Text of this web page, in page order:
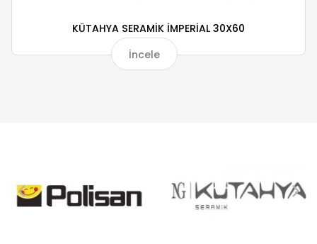
KÜTAHYA SERAMİK İMPERİAL 30X60
İncele